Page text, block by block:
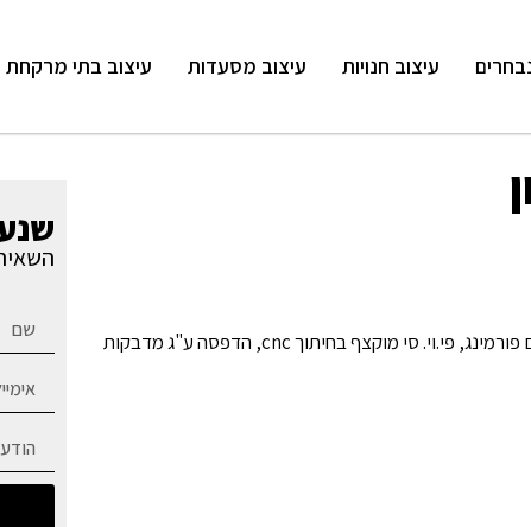
עיצוב חנויות עיצוב מסעדות עיצוב בתי מרקחת
טכנולוגיות ייצור וחומרים – מסגרות אלומיניום בצביעה בתנור, וואקום פורמינג, פי.וי. סי מוקצף בחיתוך cnc, הדפסה ע"ג מדבקות